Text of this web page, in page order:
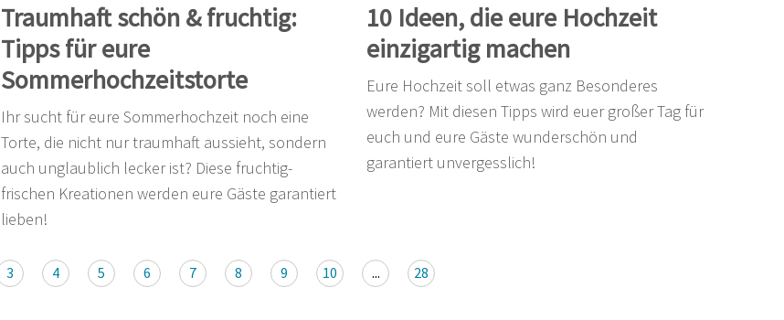
Traumhaft schön & fruchtig:
Tipps für eure
Sommerhochzeitstorte
Ihr sucht für eure Sommerhochzeit noch eine
Torte, die nicht nur traumhaft aussieht, sondern
auch unglaublich lecker ist? Diese fruchtig-
frischen Kreationen werden eure Gäste garantiert
lieben!
10 Ideen, die eure Hochzeit
einzigartig machen
Eure Hochzeit soll etwas ganz Besonderes
werden? Mit diesen Tipps wird euer großer Tag für
euch und eure Gäste wunderschön und
garantiert unvergesslich!
3 4 5 6 7 8 9 10 ... 28